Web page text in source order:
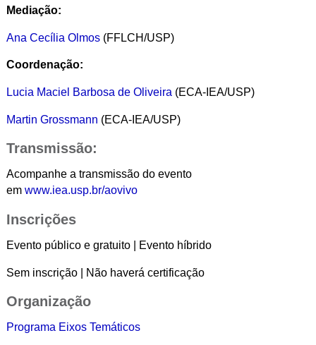
Mediação:
Ana Cecília Olmos(FFLCH/USP)
Coordenação:
Lucia Maciel Barbosa de Oliveira (ECA-IEA/USP)
Martin Grossmann (ECA-IEA/USP)
Transmissão:
Acompanhe a transmissão do evento
em www.iea.usp.br/aovivo
Inscrições
Evento público e gratuito | Evento híbrido
Sem inscrição | Não haverá certificação
Organização
Programa Eixos Temáticos